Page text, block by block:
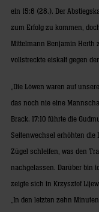
ein 15:8 (28.). Der
zum Erfolg zu kommen,
Mittelmann Benjamin Herth
vollstreckte eiskalt gegen
„Die Löwen waren auf
das noch nie eine
Brack. 17:10 führte die
Seitenwechsel erhöhten die
Zügel schleifen, was den
nachgelassen. Darüber bin
zeigte sich in Krzysztof
„In den letzten zehn